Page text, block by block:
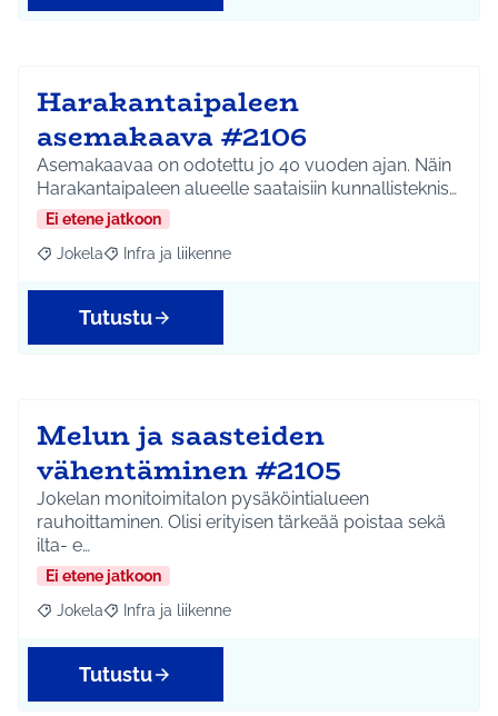
Harakantaipaleen
asemakaava #2106
Asemakaavaa on odotettu jo 40 vuoden ajan. Näin
Harakantaipaleen alueelle saataisiin kunnallisteknis…
Ei etene jatkoon
Rajaa tulokset aihepiirin mukaan: Jokela
Jokela Rajaa tulokset teeman mukaan: Infra ja liikenne
Infra ja liikenne
Tutustu
Melun ja saasteiden
vähentäminen #2105
Jokelan monitoimitalon pysäköintialueen
rauhoittaminen. Olisi erityisen tärkeää poistaa sekä
ilta- e…
Ei etene jatkoon
Rajaa tulokset aihepiirin mukaan: Jokela
Jokela Rajaa tulokset teeman mukaan: Infra ja liikenne
Infra ja liikenne
Tutustu